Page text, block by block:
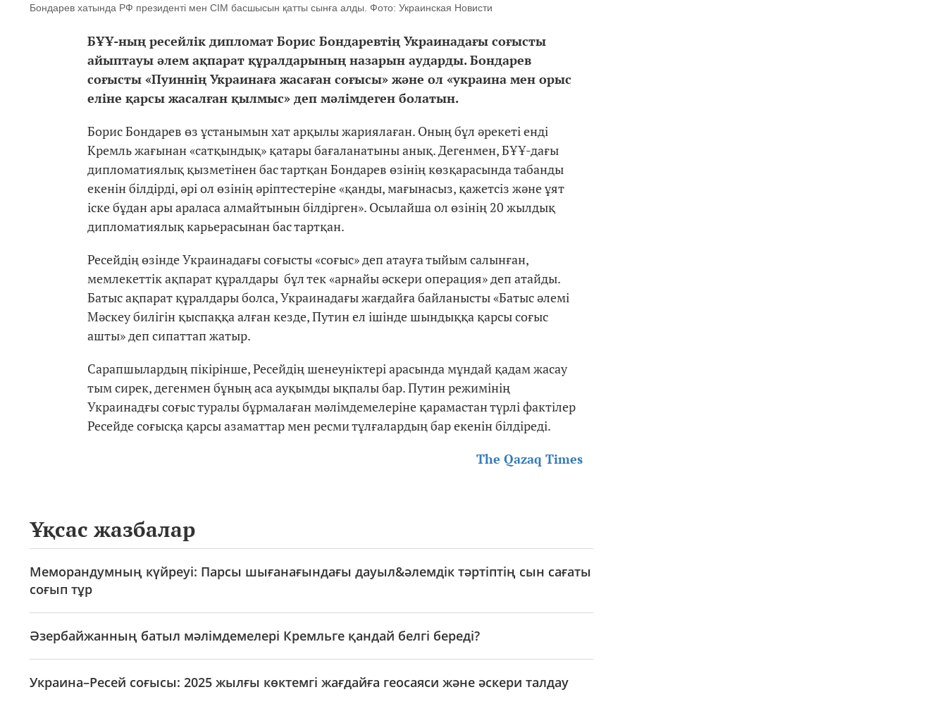
Бондарев хатында РФ президенті мен СІМ басшысын қатты сынға алды. Фото: Украинская Новисти
БҰҰ-ның ресейлік дипломат Борис Бондаревтің Украинадағы соғысты
айыптауы әлем ақпарат құралдарының назарын аударды. Бондарев
соғысты «Пуиннің Украинаға жасаған соғысы» және ол «украина мен орыс
еліне қарсы жасалған қылмыс» деп мәлімдеген болатын.
Борис Бондарев өз ұстанымын хат арқылы жариялаған. Оның бұл әрекеті енді
Кремль жағынан «сатқындық» қатары бағаланатыны анық. Дегенмен, БҰҰ-дағы
дипломатиялық қызметінен бас тартқан Бондарев өзінің көзқарасында табанды
екенін білдірді, әрі ол өзінің әріптестеріне «қанды, мағынасыз, қажетсіз және ұят
іске бұдан ары араласа алмайтынын білдірген». Осылайша ол өзінің 20 жылдық
дипломатиялық карьерасынан бас тартқан.
Ресейдің өзінде Украинадағы соғысты «соғыс» деп атауға тыйым салынған,
мемлекеттік ақпарат құралдары бұл тек «арнайы әскери операция» деп атайды.
Батыс ақпарат құралдары болса, Украинадағы жағдайға байланысты «Батыс әлемі
Мәскеу билігін қыспаққа алған кезде, Путин ел ішінде шындыққа қарсы соғыс
ашты» деп сипаттап жатыр.
Сарапшылардың пікірінше, Ресейдің шенеуніктері арасында мұндай қадам жасау
тым сирек, дегенмен бұның аса ауқымды ықпалы бар. Путин режимінің
Украинадғы соғыс туралы бұрмалаған мәлімдемелеріне қарамастан түрлі фактілер
Ресейде соғысқа қарсы азаматтар мен ресми тұлғалардың бар екенін білдіреді.
The Qazaq Times
Ұқсас жазбалар
Меморандумның күйреуі: Парсы шығанағындағы дауыл&әлемдік тәртіптің сын сағаты
соғып тұр
Әзербайжанның батыл мәлімдемелері Кремльге қандай белгі береді?
Украина–Ресей соғысы: 2025 жылғы көктемгі жағдайға геосаяси және әскери талдау